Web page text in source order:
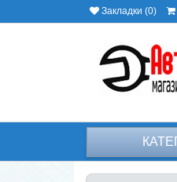
Закладки (0)